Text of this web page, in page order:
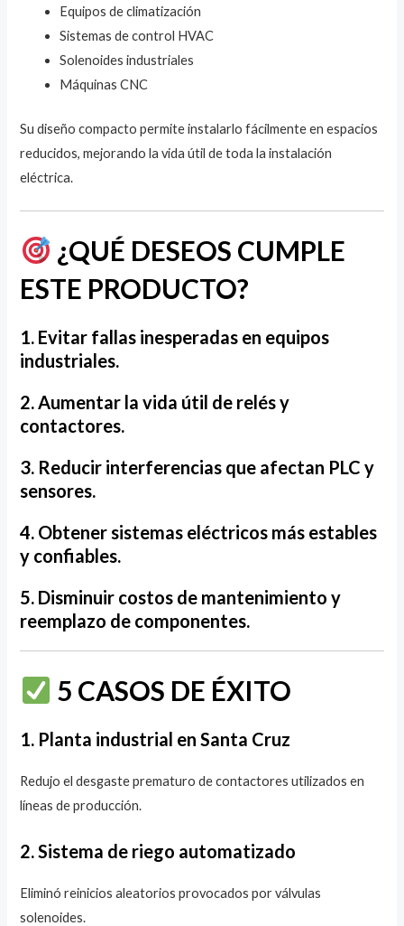
Equipos de climatización
Sistemas de control HVAC
Solenoides industriales
Máquinas CNC
Su diseño compacto permite instalarlo fácilmente en espacios
reducidos, mejorando la vida útil de toda la instalación
eléctrica.
¿QUÉ DESEOS CUMPLE
ESTE PRODUCTO?
1. Evitar fallas inesperadas en equipos
industriales.
2. Aumentar la vida útil de relés y
contactores.
3. Reducir interferencias que afectan PLC y
sensores.
4. Obtener sistemas eléctricos más estables
y confiables.
5. Disminuir costos de mantenimiento y
reemplazo de componentes.
5 CASOS DE ÉXITO
1. Planta industrial en Santa Cruz
Redujo el desgaste prematuro de contactores utilizados en
líneas de producción.
2. Sistema de riego automatizado
Eliminó reinicios aleatorios provocados por válvulas
solenoides.